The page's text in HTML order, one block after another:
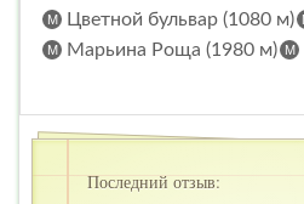
Цветной бульвар (1080 м)
Марьина Роща (1980 м)
Последний отзыв: